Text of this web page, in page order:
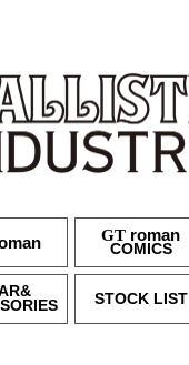
GT roman
COMICS
STOCK LIST